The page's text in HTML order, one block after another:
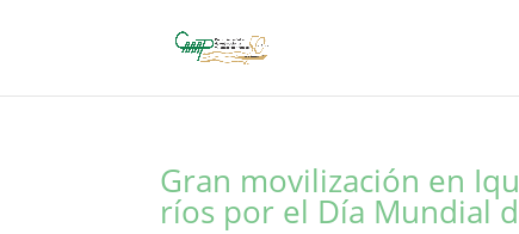
Gran movilización en
ríos por el Día Mundial